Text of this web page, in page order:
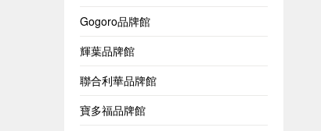
Gogoro品牌館
輝葉品牌館
聯合利華品牌館
寶多福品牌館